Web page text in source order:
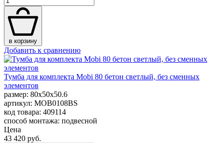
в корзину
Добавить к сравнению
Тумба для комплекта Mobi 80 бетон светлый, без сменных
элементов
размер: 80x50x50.6
артикул: MOB0108BS
код товара: 409114
способ монтажа: подвесной
Цена
43 420 руб.